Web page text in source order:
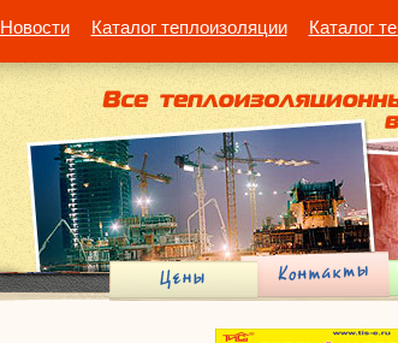
Новости Каталог теплоизоляции Каталог